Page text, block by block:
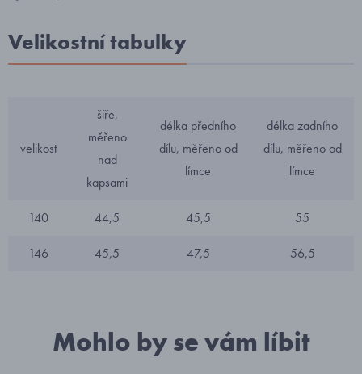
Velikostní tabulky
velikost
šíře,
měřeno
nad
kapsami
délka předního
dílu, měřeno od
límce
délka zadního
dílu, měřeno od
límce
140 44,5 45,5 55
146 45,5 47,5 56,5
Mohlo by se vám líbit